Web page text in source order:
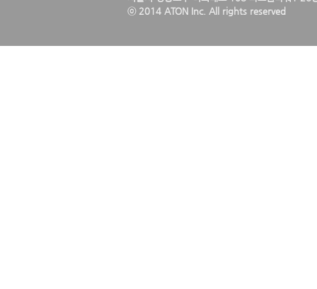
ⓒ 2014 ATON Inc. All rights reserved